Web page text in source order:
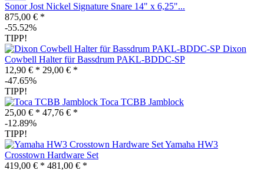
Sonor Jost Nickel Signature Snare 14" x 6,25"...
875,00 € *
-55.52%
TIPP!
Dixon
Cowbell Halter für Bassdrum PAKL-BDDC-SP
12,90 € * 29,00 € *
-47.65%
TIPP!
Toca TCBB Jamblock
25,00 € * 47,76 € *
-12.89%
TIPP!
Yamaha HW3
Crosstown Hardware Set
419,00 € * 481,00 € *